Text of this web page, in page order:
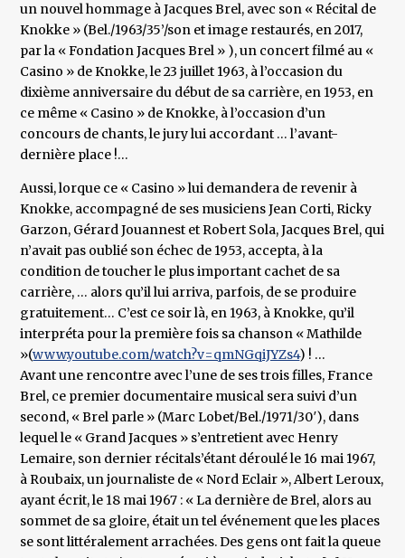
un nouvel hommage à Jacques Brel, avec son « Récital de
Knokke » (Bel./1963/35’/son et image restaurés, en 2017,
par la « Fondation Jacques Brel » ), un concert filmé au «
Casino » de Knokke, le 23 juillet 1963, à l’occasion du
dixième anniversaire du début de sa carrière, en 1953, en
ce même « Casino » de Knokke, à l’occasion d’un
concours de chants, le jury lui accordant … l’avant-
dernière place !…
Aussi, lorque ce « Casino » lui demandera de revenir à
Knokke, accompagné de ses musiciens Jean Corti, Ricky
Garzon, Gérard Jouannest et Robert Sola, Jacques Brel, qui
n’avait pas oublié son échec de 1953, accepta, à la
condition de toucher le plus important cachet de sa
carrière, … alors qu’il lui arriva, parfois, de se produire
gratuitement… C’est ce soir là, en 1963, à Knokke, qu’il
interpréta pour la première fois sa chanson « Mathilde
»(www.youtube.com/watch?v=qmNGqiJYZs4) ! …
Avant une rencontre avec l’une de ses trois filles, France
Brel, ce premier documentaire musical sera suivi d’un
second, « Brel parle » (Marc Lobet/Bel./1971/30′), dans
lequel le « Grand Jacques » s’entretient avec Henry
Lemaire, son dernier récitals’étant déroulé le 16 mai 1967,
à Roubaix, un journaliste de « Nord Eclair », Albert Leroux,
ayant écrit, le 18 mai 1967 : « La dernière de Brel, alors au
sommet de sa gloire, était un tel événement que les places
se sont littéralement arrachées. Des gens ont fait la queue